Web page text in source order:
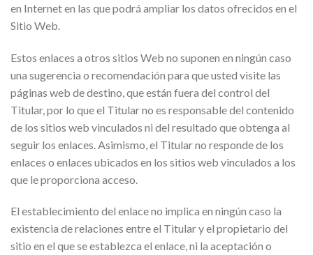
en Internet en las que podrá ampliar los datos ofrecidos en el
Sitio Web.
Estos enlaces a otros sitios Web no suponen en ningún caso
una sugerencia o recomendación para que usted visite las
páginas web de destino, que están fuera del control del
Titular, por lo que el Titular no es responsable del contenido
de los sitios web vinculados ni del resultado que obtenga al
seguir los enlaces. Asimismo, el Titular no responde de los
enlaces o enlaces ubicados en los sitios web vinculados a los
que le proporciona acceso.
El establecimiento del enlace no implica en ningún caso la
existencia de relaciones entre el Titular y el propietario del
sitio en el que se establezca el enlace, ni la aceptación o